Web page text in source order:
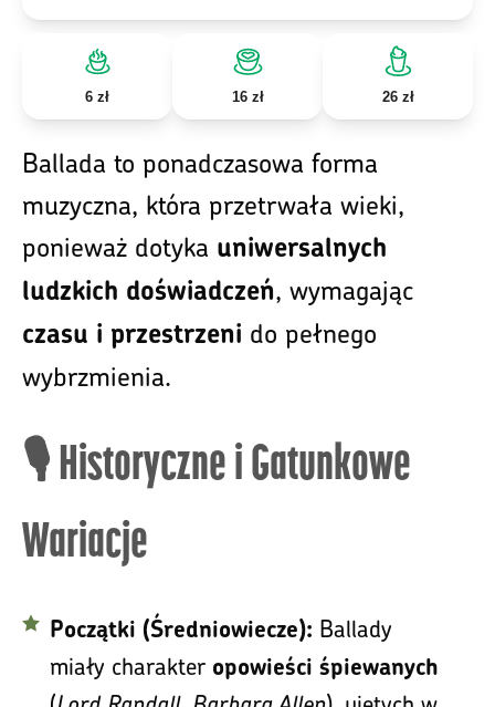
6 zł 16 zł 26 zł
Ballada to ponadczasowa forma
muzyczna, która przetrwała wieki,
ponieważ dotyka uniwersalnych
ludzkich doświadczeń, wymagając
czasu i przestrzeni do pełnego
wybrzmienia.
🎙️ Historyczne i Gatunkowe
Wariacje
Początki (Średniowiecze): Ballady
miały charakter opowieści śpiewanych